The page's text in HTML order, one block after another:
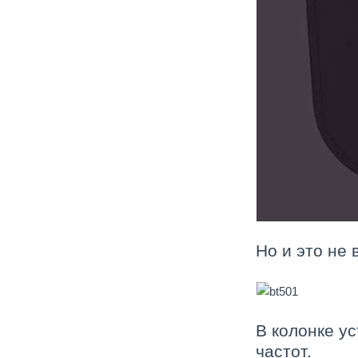
Но и это не
В колонке
частот.